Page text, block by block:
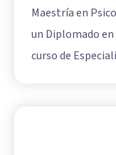
Maestría en
un Diplomado en
curso de